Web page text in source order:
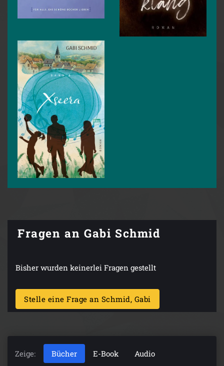
Fragen an Gabi Schmid
Bisher wurden keinerlei Fragen gestellt
Stelle eine Frage an Schmid, Gabi
Zeige: Bücher E-Book Audio